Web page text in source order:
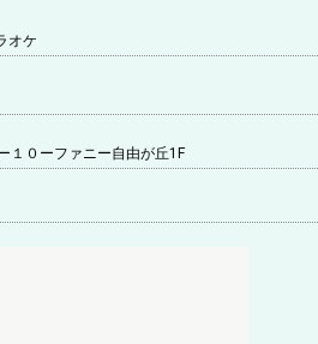
オケ
１０ーファニー自由が丘1F